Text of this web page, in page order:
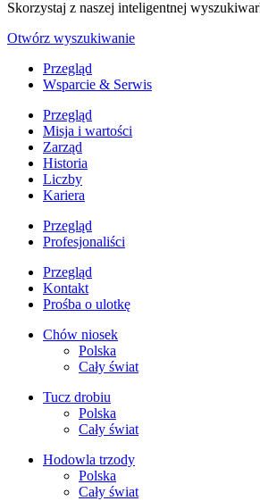
Skorzystaj z naszej inteligentnej
Otwórz wyszukiwanie
Przegląd
Wsparcie & Serwis
Przegląd
Misja i wartości
Zarząd
Historia
Liczby
Kariera
Przegląd
Profesjonaliści
Przegląd
Kontakt
Prośba o ulotkę
Chów niosek
Polska
Cały świat
Tucz drobiu
Polska
Cały świat
Hodowla trzody
Polska
Cały świat